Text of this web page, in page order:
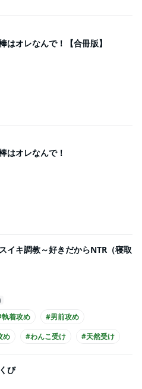
はオレなんで！【合冊版】
はオレなんで！
イキ調教～好きだからNTR（寝取
着攻め
#男前攻め
め
#わんこ受け
#天然受け
び